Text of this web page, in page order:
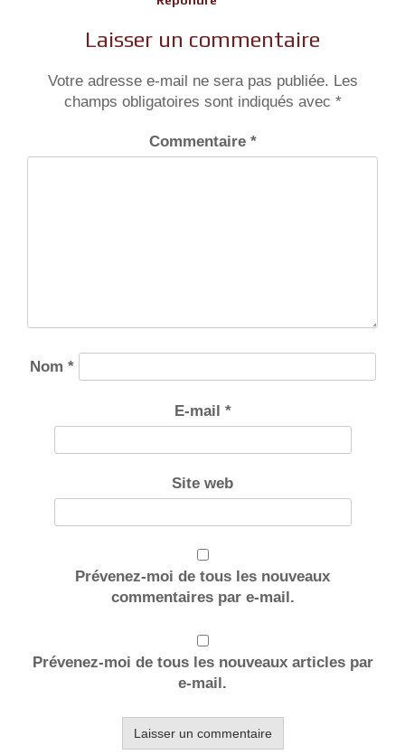
Laisser un commentaire
Votre adresse e-mail ne sera pas publiée. Les
champs obligatoires sont indiqués avec *
Commentaire *
Nom *
E-mail *
Site web
Prévenez-moi de tous les nouveaux
commentaires par e-mail.
Prévenez-moi de tous les nouveaux articles par
e-mail.